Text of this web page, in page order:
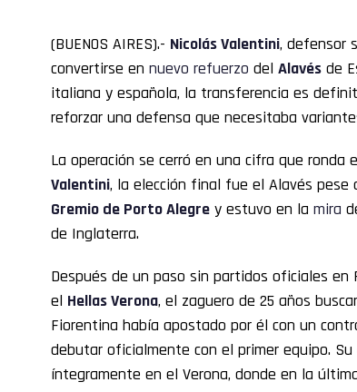
(BUENOS AIRES).- Nicolás Valentini, defensor
convertirse en nuevo refuerzo del Alavés de
italiana y española, la transferencia es
reforzar una defensa que necesitaba
La operación se cerró en una cifra que ronda
Valentini, la elección final fue el Alavés
Gremio de Porto Alegre y estuvo en la mira
de Inglaterra.
Después de un paso sin partidos oficiales
el Hellas Verona, el zaguero de 25 años
Fiorentina había apostado por él con un
debutar oficialmente con el primer equipo.
íntegramente en el Verona, donde en la